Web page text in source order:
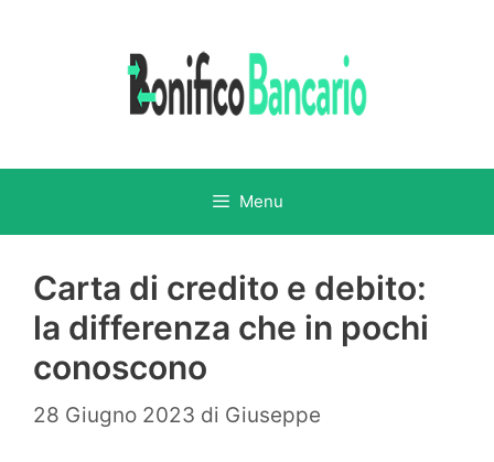
Menu
Carta di credito e debito:
la differenza che in pochi
conoscono
28 Giugno 2023 di Giuseppe